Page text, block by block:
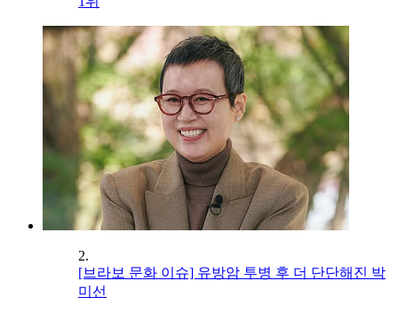
2.
[브라보 문화 이슈] 유방암 투병 후 더 단단해진 박
미선